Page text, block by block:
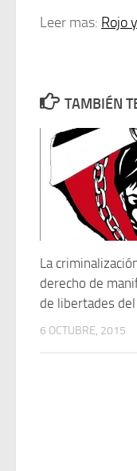
Leer mas: Rojo
TAMBIÉN
La
derecho de
de libertades
6 OCTUBRE, 2015